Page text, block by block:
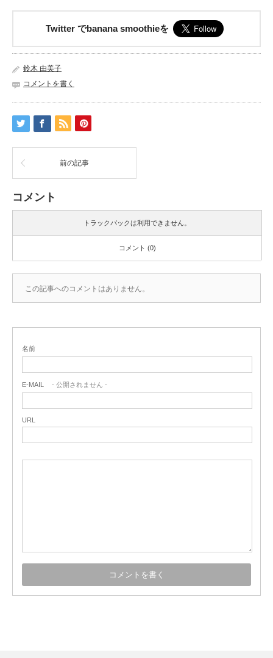
Twitter でbanana smoothieを
鈴木 由美子
コメントを書く
前の記事
コメント
トラックバックは利用できません。
コメント (0)
この記事へのコメントはありません。
名前
E-MAIL - 公開されません -
URL